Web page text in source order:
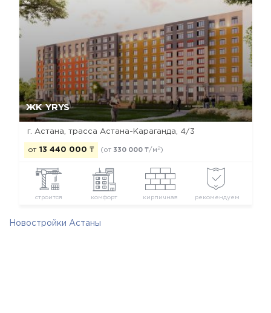
ЖК YRYS
г. Астана, ​трасса Астана-Караганда, 4/3
от 13 440 000 ₸ (от 330 000 ₸/м 2)
строится комфорт кирпичная рекомендуем
Да, удалить Отмена
Новостройки Астаны